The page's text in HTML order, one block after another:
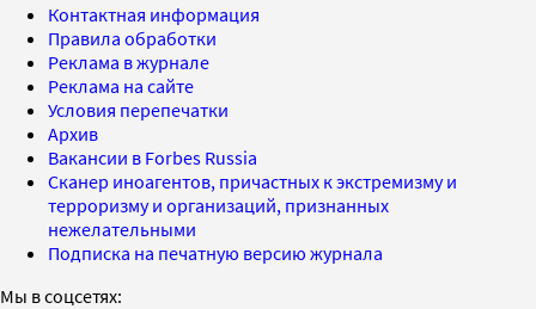
Контактная информация
Правила обработки
Реклама в журнале
Реклама на сайте
Условия перепечатки
Архив
Вакансии в Forbes Russia
Сканер иноагентов, причастных к экстремизму и
терроризму и организаций, признанных
нежелательными
Подписка на печатную версию журнала
Мы в соцсетях: